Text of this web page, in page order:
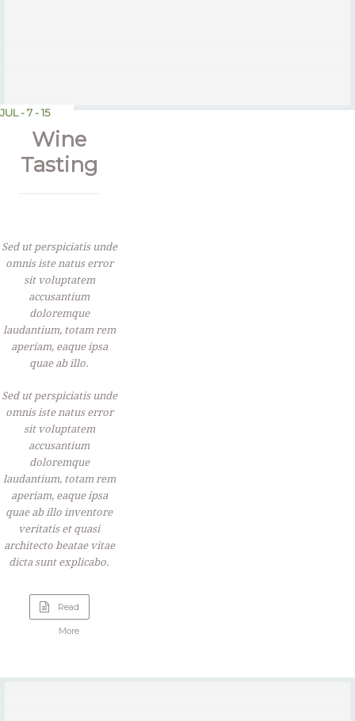
JUL - 7 - 15
Wine
Tasting
Sed ut perspiciatis unde
omnis iste natus error
sit voluptatem
accusantium
doloremque
laudantium, totam rem
aperiam, eaque ipsa
quae ab illo.
Sed ut perspiciatis unde
omnis iste natus error
sit voluptatem
accusantium
doloremque
laudantium, totam rem
aperiam, eaque ipsa
quae ab illo inventore
veritatis et quasi
architecto beatae vitae
dicta sunt explicabo.
Read
More“Wine